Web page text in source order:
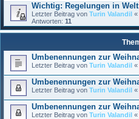
Wichtig: Regelungen in
Letzter Beitrag von Turin Valandil «
Antworten: 11
Umbenennungen zur
Letzter Beitrag von Turin Valandil «
Umbenennungen zur
Letzter Beitrag von Turin Valandil «
Umbenennungen zur
Letzter Beitrag von Turin Valandil «